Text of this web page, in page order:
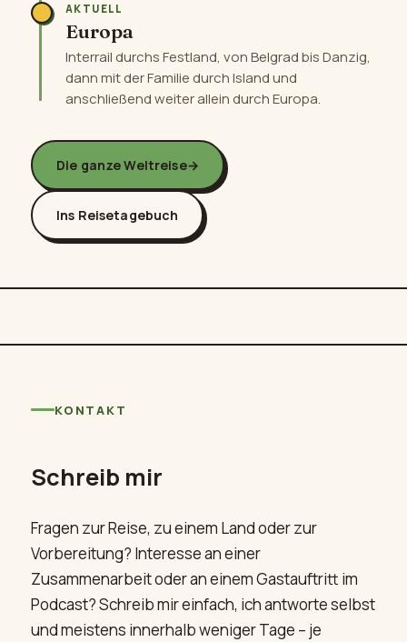
AKTUELL
Europa
Interrail durchs Festland, von Belgrad bis Danzig,
dann mit der Familie durch Island und
anschließend weiter allein durch Europa.
Die ganze Weltreise→
Ins Reisetagebuch
KONTAKT
Schreib mir
Fragen zur Reise, zu einem Land oder zur
Vorbereitung? Interesse an einer
Zusammenarbeit oder an einem Gast­auftritt im
Podcast? Schreib mir einfach, ich antworte selbst
und meistens innerhalb weniger Tage – je